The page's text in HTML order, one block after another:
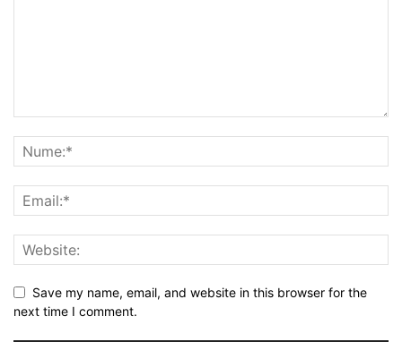
Save my name, email, and website in this browser for the
next time I comment.